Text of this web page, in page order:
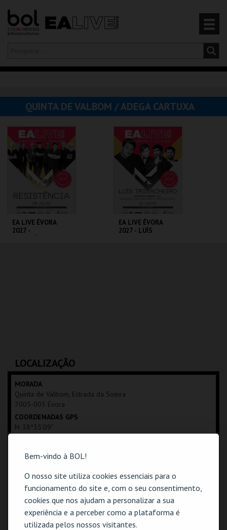
Bem-vindo à BOL!
O nosso site utiliza cookies essenciais para o
funcionamento do site e, com o seu consentimento,
cookies que nos ajudam a personalizar a sua
experiência e a perceber como a plataforma é
utilizada pelos nossos visitantes.
Olá,iniciar sessão
CARRINHO
EVENTOS
CARTÕES
PRODUTOS
QUINTA DE VALBOM / ADEGA CARTUXA
EA LIVE ÉVORA
2027 -
EA LIVE ÉVORA
2027 - LUÍS
LOCALIZAÇÃO
MORADA
Quinta de Valbom, Estrada da Soeira
7005-003 Évora
COORDENADAS GPS
N: 38º35'09"